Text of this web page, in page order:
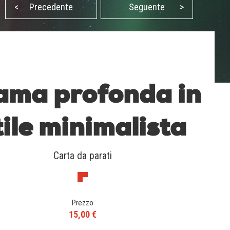
< Precedente Seguente >
profonda in
minimalista
Carta da parati
Prezzo
15,00 €